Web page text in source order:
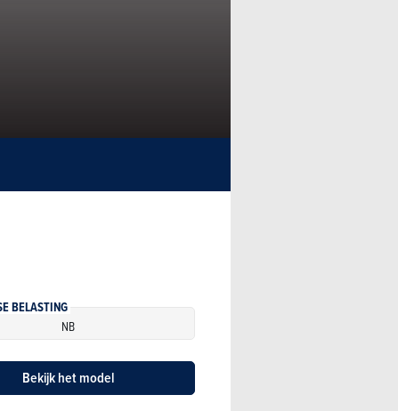
BELASTING
NB
Bekijk het model